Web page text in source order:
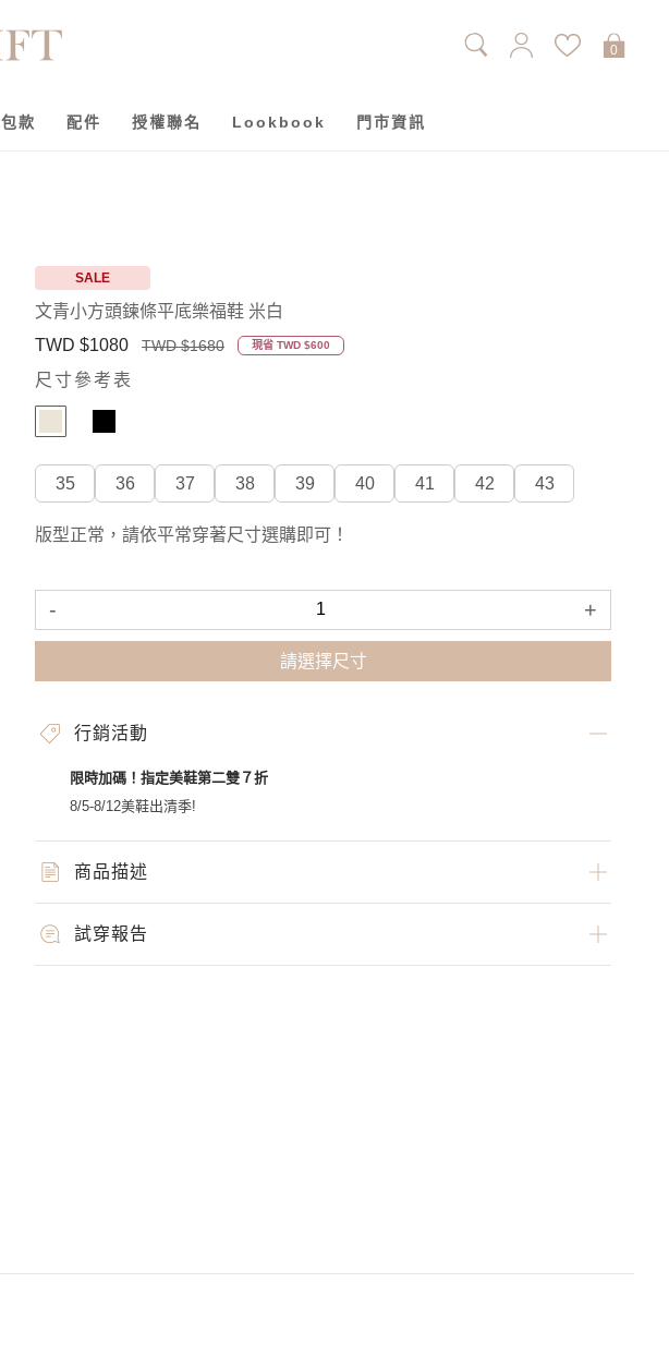
包款 配件 授權聯名 Lookbook 門市資訊
SALE
文青小方頭鍊條平底樂福鞋 米白
TWD $1080
TWD $1680 現省 TWD $600
尺寸參考表
35 36 37 38 39 40 41 42 43
版型正常，請依平常穿著尺寸選購即可！
- +
請選擇尺寸
行銷活動
限時加碼！指定美鞋第二雙７折
8/5-8/12美鞋出清季!
商品描述
試穿報告
0